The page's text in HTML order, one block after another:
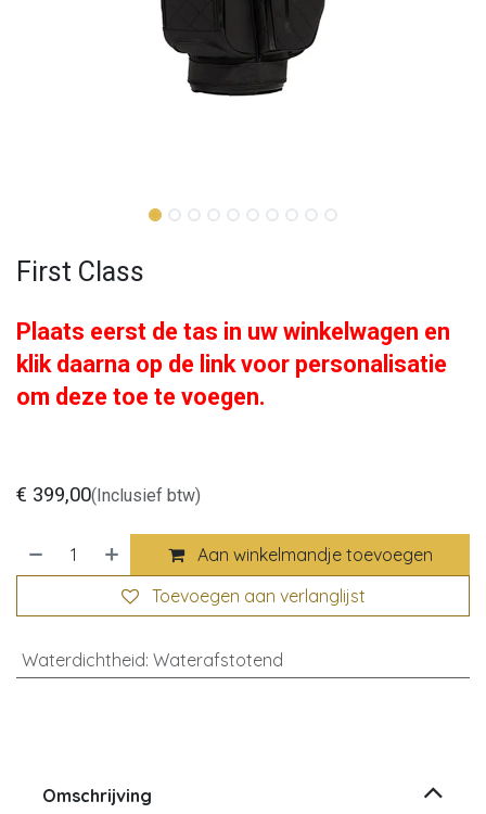
First Class
Plaats eerst de tas in uw winkelwagen en
klik daarna op de link voor personalisatie
om deze toe te voegen.
€ 399,00(Inclusief btw)
Aan winkelmandje toevoegen
Toevoegen aan verlanglijst
Waterdichtheid: Waterafstotend
Omschrijving